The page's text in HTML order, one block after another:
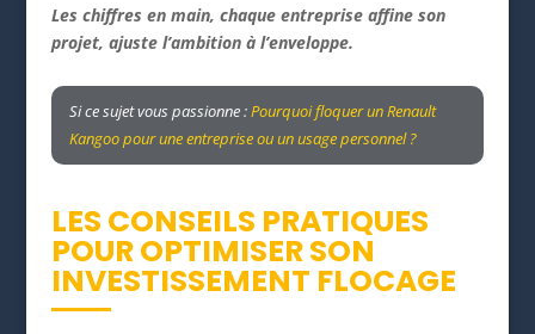
Les chiffres en main, chaque entreprise affine son
projet, ajuste l’ambition à l’enveloppe.
Si ce sujet vous passionne : Pourquoi floquer un Renault
Kangoo pour une entreprise ou un usage personnel ?
LES CONSEILS PRATIQUES
POUR OPTIMISER SON
INVESTISSEMENT FLOCAGE